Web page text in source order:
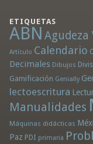
ETIQUETAS
ABN Agudeza
Artículo Calendario
Decimales Dibujos
Gamificación Genially
lectoescritura
Manualidades
Máquinas didácticas
Paz PDI primaria